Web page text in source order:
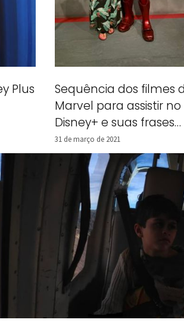
Plus
Sequência dos filmes
Marvel para assistir no
Disney+ e suas frases
marcantes
31 de março de 2021